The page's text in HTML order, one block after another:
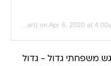
A post shared by אלון⠀⠀⠀⠀ ⠀ ⠀⠀⠀⠀⠀⠀ ⠀ ⠀⠀⠀⠀ (@alon_art) on Apr 6, 2020 at
משפחתי גדול - גדול